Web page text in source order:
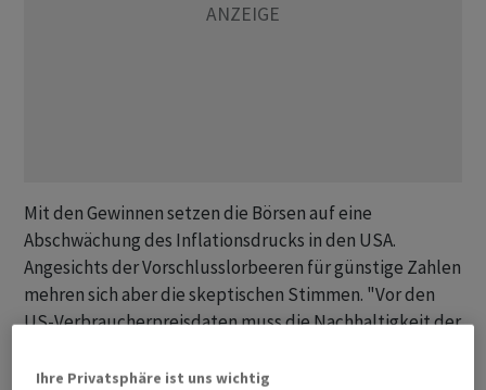
Mit den Gewinnen setzen die Börsen auf eine
Abschwächung des Inflationsdrucks in den USA.
Angesichts der Vorschlusslorbeeren für günstige Zahlen
mehren sich aber die skeptischen Stimmen. "Vor den
US-Verbraucherpreisdaten muss die Nachhaltigkeit der
Marktexperte Andreas Lipkow. "Es reicht bereits ein
Ihre Privatsphäre ist uns wichtig